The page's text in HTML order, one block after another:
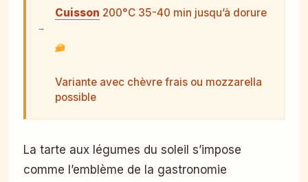
Cuisson 200°C 35-40 min jusqu’à dorure
Variante avec chèvre frais ou mozzarella
possible
La tarte aux légumes du soleil s’impose
comme l’emblème de la gastronomie